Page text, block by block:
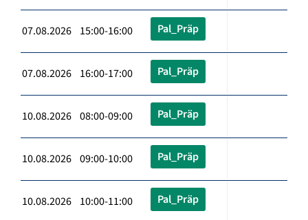
07.08.2026 15:00-16:00 Pal_Präp
07.08.2026 16:00-17:00 Pal_Präp
10.08.2026 08:00-09:00 Pal_Präp
10.08.2026 09:00-10:00 Pal_Präp
10.08.2026 10:00-11:00 Pal_Präp